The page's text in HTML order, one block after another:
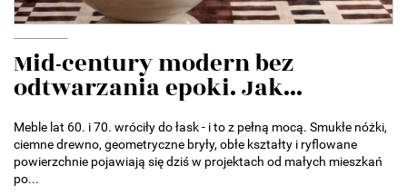
Mid-century modern bez
odtwarzania epoki. Jak...
Meble lat 60. i 70. wróciły do łask - i to z pełną mocą. Smukłe nóżki,
ciemne drewno, geometryczne bryły, obłe kształty i ryflowane
powierzchnie pojawiają się dziś w projektach od małych mieszkań
po...